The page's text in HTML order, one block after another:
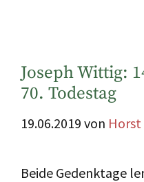
Joseph Wittig:
70. Todestag
19.06.2019 von Horst
Beide Gedenktage